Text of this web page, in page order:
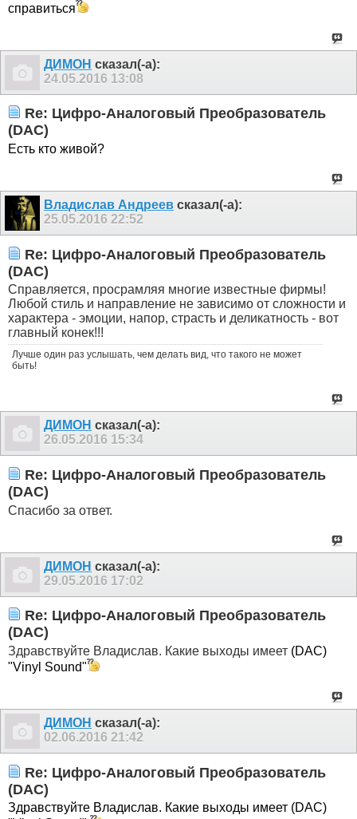
справиться
ДИМОН сказал(-а):
24.05.2016 13:08
Re: Цифро-Аналоговый Преобразователь
(DAC)
Есть кто живой?
Владислав Андреев сказал(-а):
25.05.2016 22:52
Re: Цифро-Аналоговый Преобразователь
(DAC)
Справляется, просрамляя многие известные фирмы!
Любой стиль и направление не зависимо от сложности и
характера - эмоции, напор, страсть и деликатность - вот
главный конек!!!
Лучше один раз услышать, чем делать вид, что такого не может
быть!
ДИМОН сказал(-а):
26.05.2016 15:34
Re: Цифро-Аналоговый Преобразователь
(DAC)
Спасибо за ответ.
ДИМОН сказал(-а):
29.05.2016 17:02
Re: Цифро-Аналоговый Преобразователь
(DAC)
Здравствуйте Владислав. Какие выходы имеет (DAC)
"Vinyl Sound"
ДИМОН сказал(-а):
02.06.2016 21:42
Re: Цифро-Аналоговый Преобразователь
(DAC)
Здравствуйте Владислав. Какие выходы имеет (DAC)